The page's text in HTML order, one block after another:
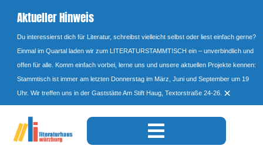
Aktueller Hinweis
Du interessierst dich für Literatur, schreibst vielleicht selbst oder liest einfach gerne?
Einmal im Quartal laden wir zum LITERATURSTAMMTISCH ein – unverbindlich und
offen für alle. Komm einfach vorbei, lerne uns und unsere aktuellen Projekte kennen:
Stammtisch ist immer am letzten Donnerstag im März, Juni und September um 19
Uhr. Wir treffen uns in der Gaststätte Am Stift Haug, Textorstraße 24-26. ×